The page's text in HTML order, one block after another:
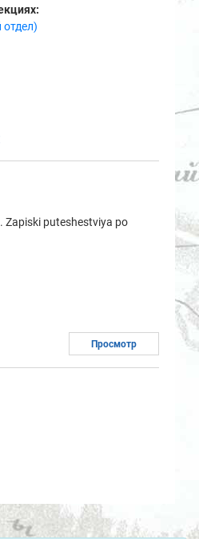
отдел)
Zapiski puteshestviya po
Просмотр